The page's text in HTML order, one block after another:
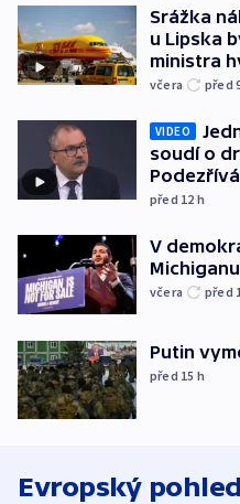
Srážka
u Lipska
ministra
včera před
VIDEO
soudí o
před 12 h
V
včera před
Putin
před 15 h
Evropský pohled